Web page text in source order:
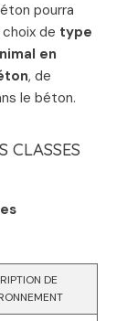
pourra
de type
en
, de
le béton.
CLASSES
DE